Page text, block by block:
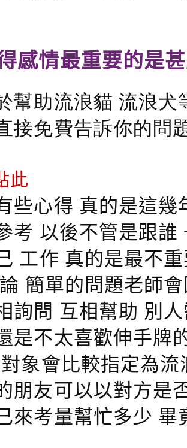
感情最重要的是
幫助流浪貓 流浪
接免費告訴你的問
此
些心得 真的是這
考 以後不管是跟
工作 真的是最不
簡單的問題老師
詢問 互相幫助 別
是不太喜歡伸手牌
象會比較指定為
朋友可以以對方是
來考量幫忙多少